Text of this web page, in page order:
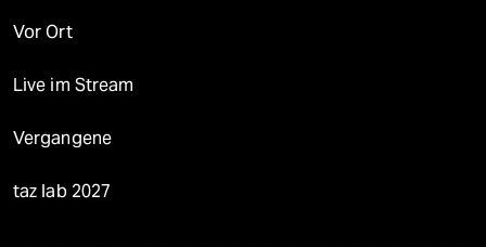
Vor Ort
Live im Stream
Vergangene
taz lab 2027